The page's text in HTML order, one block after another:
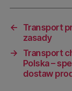
←
Transport
zasady
→
Transport
Polska –
dostaw